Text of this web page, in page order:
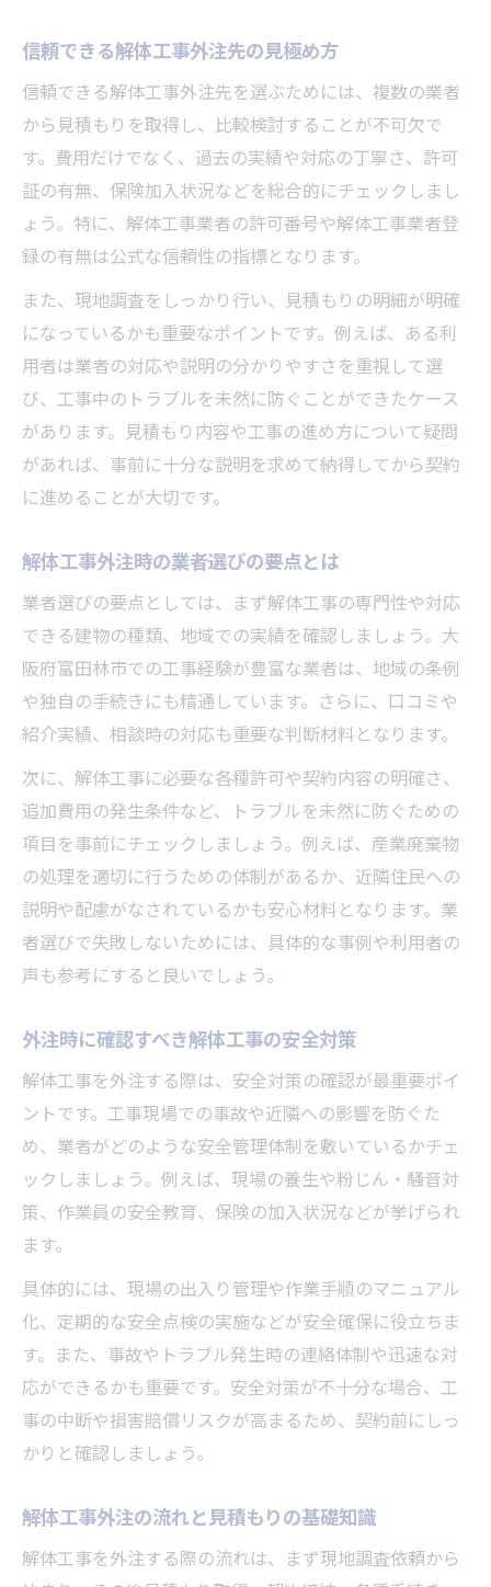
解体工事外注時の現地調査から契約まで
外注で安心できる解体工事管理のポイント
工事中の進捗確認とコミュニケーション術
安心できる解体工事外注の判断基準とは
解体工事外注で信頼できる判断基準を解説
許可や保険加入で見る解体工事外注の安心
解体工事外注先の実績と対応力を見極める
安全管理が徹底された解体工事外注の選び
方
近隣配慮がある解体工事外注業者の特徴
外注で解体工事を成功させる秘訣を公開
解体工事外注成功への打ち合わせのポイン
外注時の要望伝達で解体工事を円滑に進行
解体工事外注で現場管理を徹底する方法
外注先との連携で解体工事をスムーズに
解体工事外注で納期遵守を実現するコツ
信頼できる解体工事外注先の見極め方
信頼できる解体工事外注先を選ぶためには、複数の業者
から見積もりを取得し、比較検討することが不可欠で
す。費用だけでなく、過去の実績や対応の丁寧さ、許可
証の有無、保険加入状況などを総合的にチェックしまし
ょう。特に、解体工事業者の許可番号や解体工事業者登
録の有無は公式な信頼性の指標となります。
また、現地調査をしっかり行い、見積もりの明細が明確
になっているかも重要なポイントです。例えば、ある利
用者は業者の対応や説明の分かりやすさを重視して選
び、工事中のトラブルを未然に防ぐことができたケース
があります。見積もり内容や工事の進め方について疑問
があれば、事前に十分な説明を求めて納得してから契約
に進めることが大切です。
解体工事外注時の業者選びの要点とは
業者選びの要点としては、まず解体工事の専門性や対応
できる建物の種類、地域での実績を確認しましょう。大
阪府富田林市での工事経験が豊富な業者は、地域の条例
や独自の手続きにも精通しています。さらに、口コミや
紹介実績、相談時の対応も重要な判断材料となります。
次に、解体工事に必要な各種許可や契約内容の明確さ、
追加費用の発生条件など、トラブルを未然に防ぐための
項目を事前にチェックしましょう。例えば、産業廃棄物
の処理を適切に行うための体制があるか、近隣住民への
説明や配慮がなされているかも安心材料となります。業
者選びで失敗しないためには、具体的な事例や利用者の
声も参考にすると良いでしょう。
外注時に確認すべき解体工事の安全対策
解体工事を外注する際は、安全対策の確認が最重要ポイ
ントです。工事現場での事故や近隣への影響を防ぐた
め、業者がどのような安全管理体制を敷いているかチェ
ックしましょう。例えば、現場の養生や粉じん・騒音対
策、作業員の安全教育、保険の加入状況などが挙げられ
ます。
具体的には、現場の出入り管理や作業手順のマニュアル
化、定期的な安全点検の実施などが安全確保に役立ちま
す。また、事故やトラブル発生時の連絡体制や迅速な対
応ができるかも重要です。安全対策が不十分な場合、工
事の中断や損害賠償リスクが高まるため、契約前にしっ
かりと確認しましょう。
解体工事外注の流れと見積もりの基礎知識
解体工事を外注する際の流れは、まず現地調査依頼から